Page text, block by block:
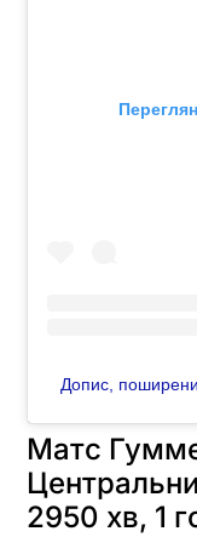
Допис,
Матс
2950 хв, 1